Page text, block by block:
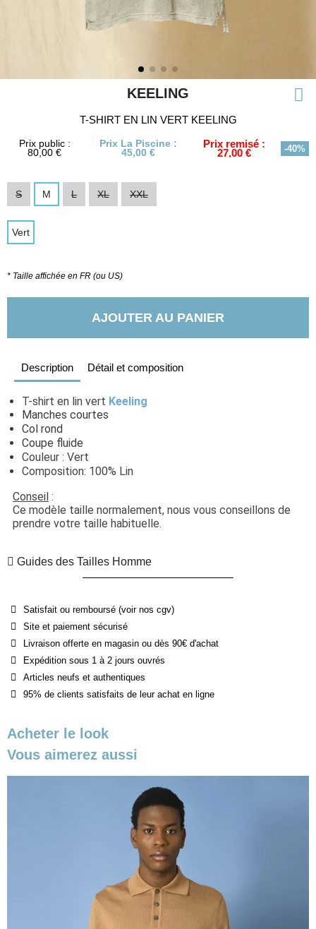
KEELING
T-SHIRT EN LIN VERT KEELING
Prix public :
80,00 €
Prix La Piscine :
45,00 €
Prix remisé :
27,00 € -40%
S M L XL XXL
Vert
* Taille affichée en FR (ou US)
AJOUTER AU PANIER
Description Détail et composition
T-shirt en lin vert Keeling
Manches courtes
Col rond
Coupe fluide
Couleur : Vert
Composition: 100% Lin
Conseil :
Ce modèle taille normalement, nous vous conseillons de
prendre votre taille habituelle.
Guides des Tailles Homme
Satisfait ou remboursé (voir nos cgv)
Site et paiement sécurisé
Livraison offerte en magasin ou dès 90€ d'achat
Expédition sous 1 à 2 jours ouvrés
Articles neufs et authentiques
95% de clients satisfaits de leur achat en ligne
Acheter le look
Vous aimerez aussi